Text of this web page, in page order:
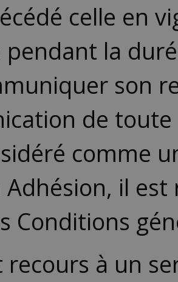
celle en
la
son
de
comme
Adhésion, il
Conditions
recours à un